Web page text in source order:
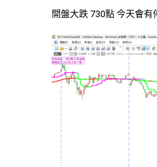
開盤大跌 730點 今天會有